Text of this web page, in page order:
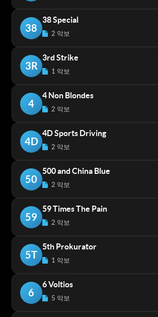
38
38 Special
2 악보
3R
3rd Strike
1 악보
4
4 Non Blondes
2 악보
4D
4D Sports Driving
2 악보
50
500 and China Blue
2 악보
59
59 Times The Pain
2 악보
5T
5th Prokurator
1 악보
6
6 Voltios
5 악보